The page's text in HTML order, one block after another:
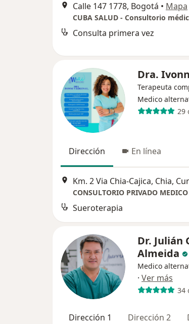
Calle 147 1778, Bogotá • Mapa
CUBA SALUD - Consultorio
Consulta primera vez
Dra.
Terapeuta
Medico
29
Dirección En línea
Sueroterapia
Dr. Julián
Almeida
Medico
· Ver más
34
Dirección 1 Dirección 2